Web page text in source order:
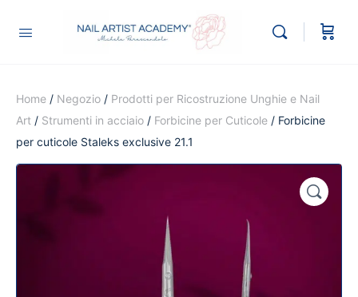
Home / Negozio / Prodotti per Ricostruzione Unghie e Nail
Art / Strumenti in acciaio / Forbicine per Cuticole / Forbicine
per cuticole Staleks exclusive 21.1
🔍